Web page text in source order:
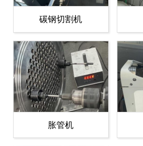
碳钢切割机
胀管机